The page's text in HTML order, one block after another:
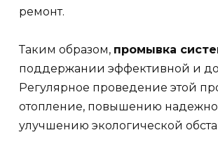
ремонт.
Таким образом, промывка
поддержании эффективной и
Регулярное проведение этой
отопление, повышению
улучшению экологической